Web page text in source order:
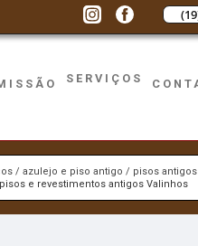
SERVIÇOS
azulejo e piso antigo
pisos
pisos e revestimentos antigos Valinhos